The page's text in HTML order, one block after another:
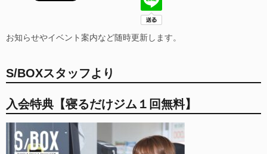
お知らせやイベント案内など随時更新します。
S/BOXスタッフより
入会特典【寝るだけジム１回無料】